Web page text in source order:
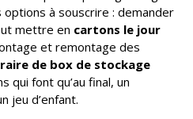
à souscrire : demander
mettre en cartons le jour
et remontage des
de box de stockage
qui font qu’au final, un
jeu d’enfant.